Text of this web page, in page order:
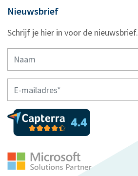
Nieuwsbrief
Schrijf je hier in voor de nieuwsbrief.